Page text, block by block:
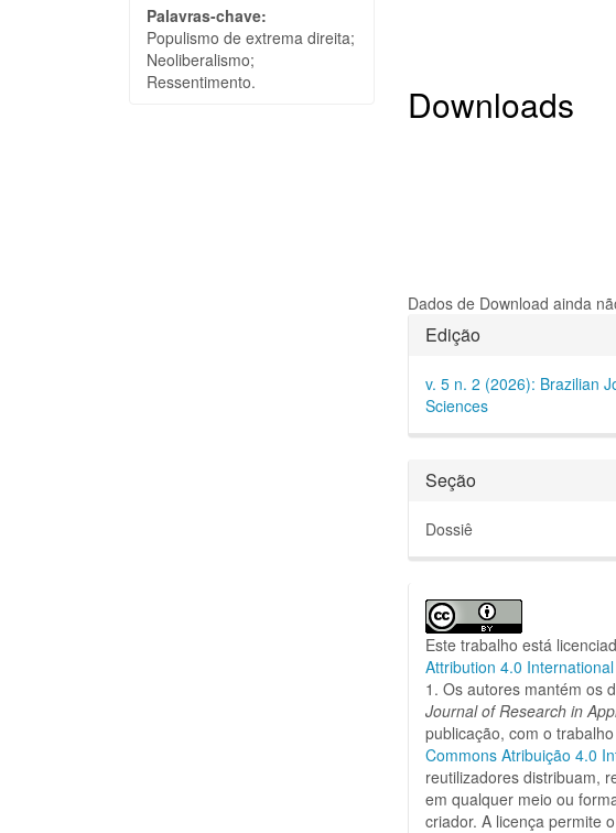
Palavras-chave:
Populismo de extrema direita;
Neoliberalismo;
Ressentimento.
Downloads
Dados de Download ainda
Detalhes
do
artigo
Edição
v. 5 n. 2 (2026): Brazilian
Sciences
Seção
Dossiê
Este trabalho está
Attribution 4.0
1. Os autores mantém os
Journal of Research in
publicação, com o
Commons Atribuição 4.0
reutilizadores distribuam,
em qualquer meio ou
criador.A licença permite